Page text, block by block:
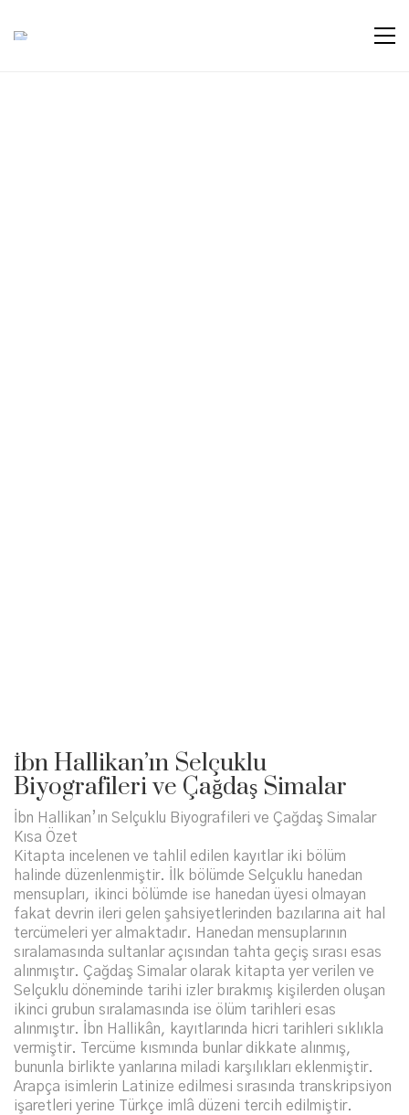
İbn Hallikan’ın Selçuklu
Biyografileri ve Çağdaş Simalar
İbn Hallikan’ın Selçuklu Biyografileri ve Çağdaş Simalar
Kısa Özet
Kitapta incelenen ve tahlil edilen kayıtlar iki bölüm
halinde düzenlenmiştir. İlk bölümde Selçuklu hanedan
mensupları, ikinci bölümde ise hanedan üyesi olmayan
fakat devrin ileri gelen şahsiyetlerinden bazılarına ait hal
tercümeleri yer almaktadır. Hanedan mensuplarının
sıralamasında sultanlar açısından tahta geçiş sırası esas
alınmıştır. Çağdaş Simalar olarak kitapta yer verilen ve
Selçuklu döneminde tarihi izler bırakmış kişilerden oluşan
ikinci grubun sıralamasında ise ölüm tarihleri esas
alınmıştır. İbn Hallikân, kayıtlarında hicri tarihleri sıklıkla
vermiştir. Tercüme kısmında bunlar dikkate alınmış,
bununla birlikte yanlarına miladi karşılıkları eklenmiştir.
Arapça isimlerin Latinize edilmesi sırasında transkripsiyon
işaretleri yerine Türkçe imlâ düzeni tercih edilmiştir.